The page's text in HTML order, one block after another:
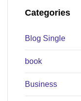
Categories
Blog Single
book
Business